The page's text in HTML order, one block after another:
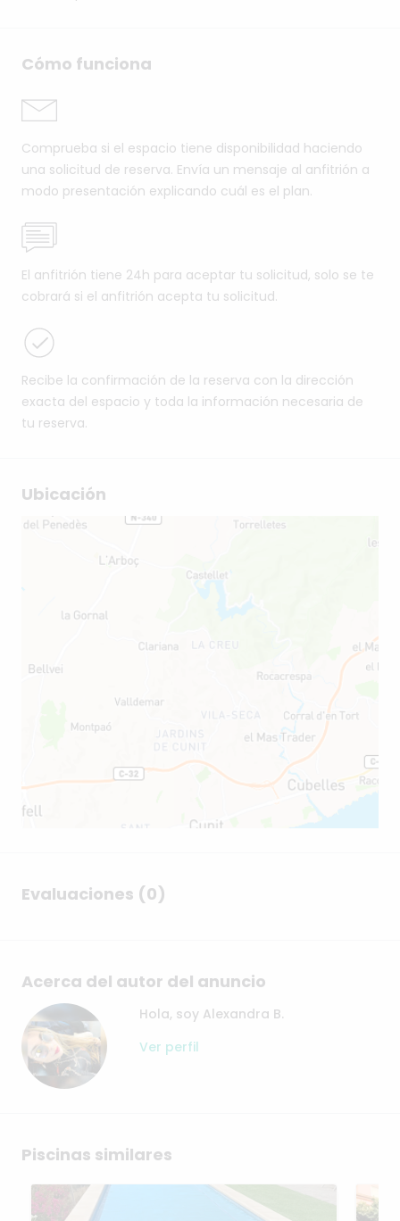
Cómo funciona
Comprueba si el espacio tiene disponibilidad haciendo
una solicitud de reserva. Envía un mensaje al anfitrión a
modo presentación explicando cuál es el plan.
El anfitrión tiene 24h para aceptar tu solicitud, solo se te
cobrará si el anfitrión acepta tu solicitud.
Recibe la confirmación de la reserva con la dirección
exacta del espacio y toda la información necesaria de
tu reserva.
Ubicación
Evaluaciones (0)
Acerca del autor del anuncio
Hola, soy Alexandra B.
Ver perfil
Piscinas similares